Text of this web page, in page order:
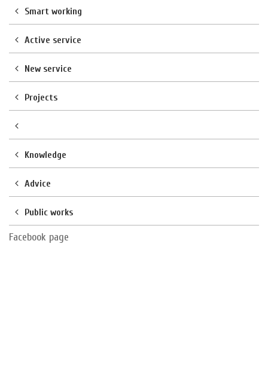
Smart working
Active service
New service
Projects
Knowledge
Advice
Public works
Facebook page